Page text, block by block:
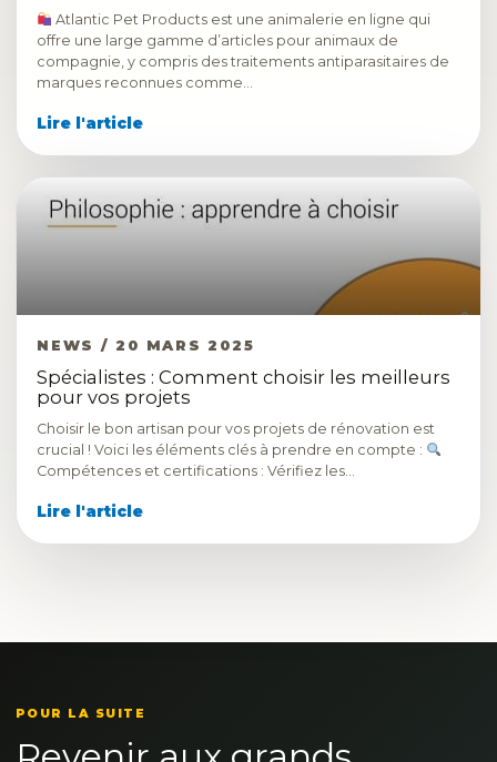
Atlantic Pet Products est une animalerie en ligne qui
offre une large gamme d’articles pour animaux de
compagnie, y compris des traitements antiparasitaires de
marques reconnues comme…
Lire l'article
NEWS / 20 MARS 2025
Spécialistes : Comment choisir les meilleurs
pour vos projets
Choisir le bon artisan pour vos projets de rénovation est
crucial ! Voici les éléments clés à prendre en compte :
Compétences et certifications : Vérifiez les…
Lire l'article
POUR LA SUITE